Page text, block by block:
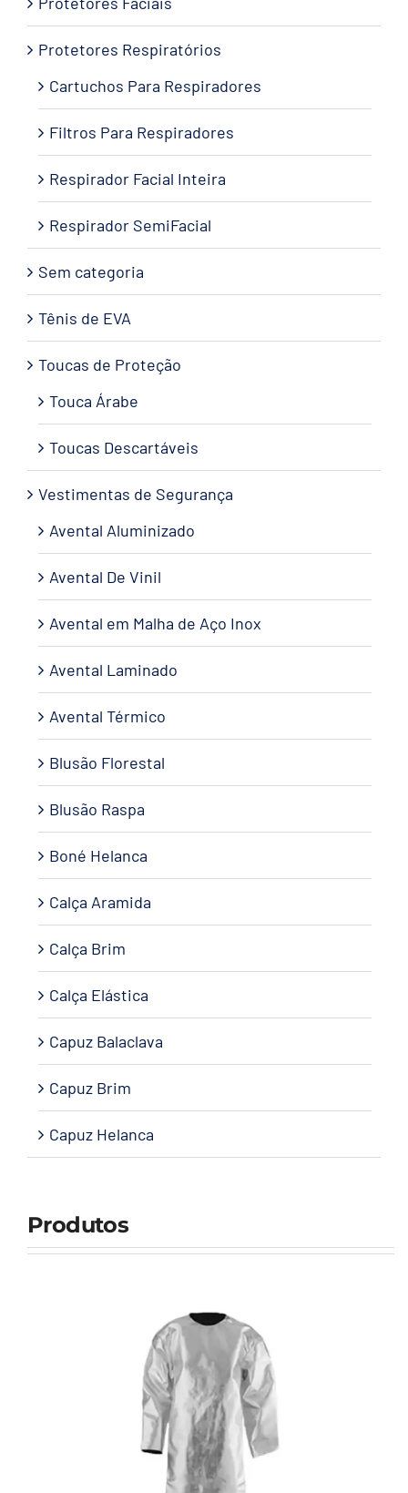
Produtos
Protetores Respiratórios
Cartuchos Para Respiradores
Filtros Para Respiradores
Respirador Facial Inteira
Respirador SemiFacial
Sem categoria
Tênis de EVA
Toucas de Proteção
Touca Árabe
Toucas Descartáveis
Vestimentas de Segurança
Avental Aluminizado
Avental De Vinil
Avental em Malha de Aço Inox
Avental Laminado
Avental Térmico
Blusão Florestal
Blusão Raspa
Boné Helanca
Calça Aramida
Calça Brim
Calça Elástica
Capuz Balaclava
Capuz Brim
Capuz Helanca